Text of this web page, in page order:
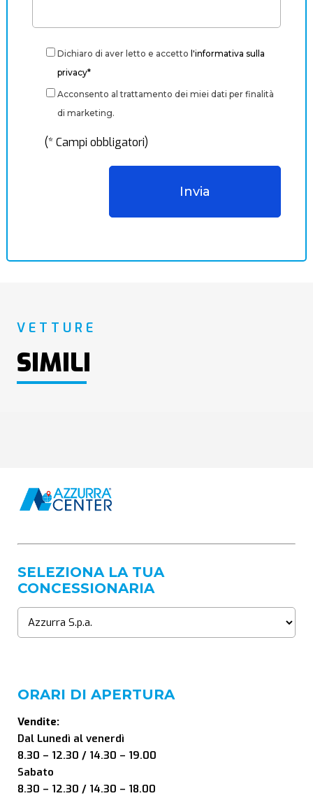
Dichiaro di aver letto e accetto l'informativa sulla
privacy*
Acconsento al trattamento dei miei dati per finalità
di marketing.
(* Campi obbligatori)
VETTURE
SIMILI
SELEZIONA LA TUA
CONCESSIONARIA
ORARI DI APERTURA
Vendite:
Dal Lunedì al venerdì
8.30 – 12.30 / 14.30 – 19.00
Sabato
8.30 – 12.30 / 14.30 – 18.00